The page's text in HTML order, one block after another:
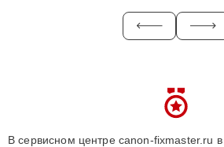
В сервисном центре canon-fixmaster.ru